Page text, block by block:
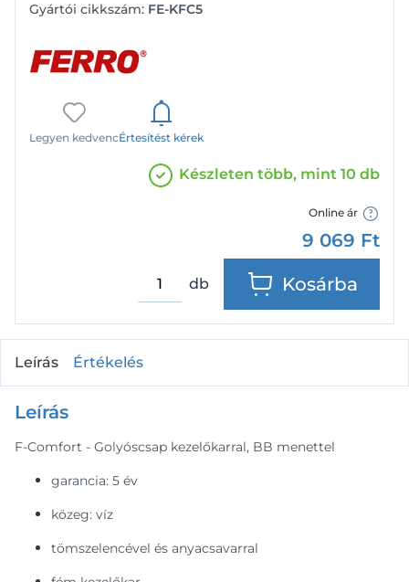
Gyártói cikkszám: FE-KFC5
Legyen kedvencÉrtesítést kérek
Készleten több, mint 10 db
Online ár
9 069 Ft
db Kosárba
Leírás Értékelés
Leírás
F-Comfort - Golyóscsap kezelőkarral, BB menettel
garancia: 5 év
közeg: víz
tömszelencével és anyacsavarral